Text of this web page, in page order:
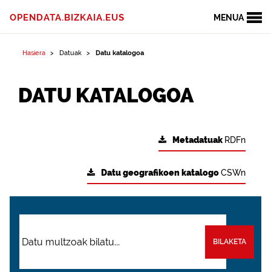
MENUA
OPENDATA.BIZKAIA.EUS
Hasiera Datuak Datu katalogoa
DATU KATALOGOA
Metadatuak RDFn
Datu geografikoen katalogoCSWn
BILAKETA